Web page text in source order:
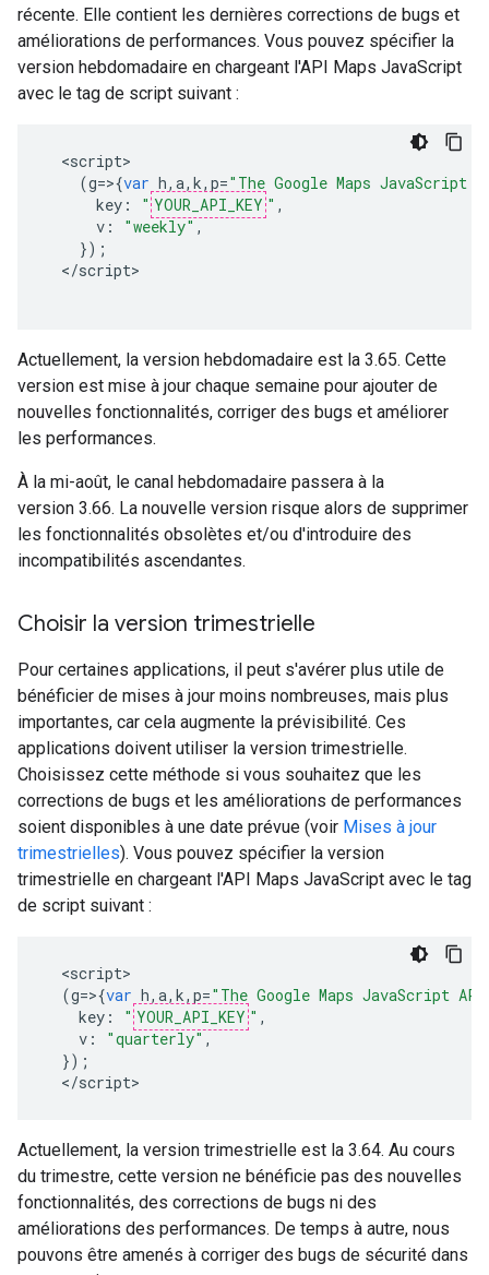
récente. Elle contient les dernières corrections de bugs et
améliorations de performances. Vous pouvez spécifier la
version hebdomadaire en chargeant l'API Maps JavaScript
avec le tag de script suivant :
<script
(g=>{var h, a, k, p="The Google Maps JavaScript
key : " YOUR_API_KEY " ,
v : "weekly" ,
});
</script
Actuellement, la version hebdomadaire est la 3.65. Cette
version est mise à jour chaque semaine pour ajouter de
nouvelles fonctionnalités, corriger des bugs et améliorer
les performances.
À la mi-août, le canal hebdomadaire passera à la
version 3.66. La nouvelle version risque alors de supprimer
les fonctionnalités obsolètes et/ou d'introduire des
incompatibilités ascendantes.
Choisir la version trimestrielle
Pour certaines applications, il peut s'avérer plus utile de
bénéficier de mises à jour moins nombreuses, mais plus
importantes, car cela augmente la prévisibilité. Ces
applications doivent utiliser la version trimestrielle.
Choisissez cette méthode si vous souhaitez que les
corrections de bugs et les améliorations de performances
soient disponibles à une date prévue (voir Mises à jour
trimestrielles). Vous pouvez spécifier la version
trimestrielle en chargeant l'API Maps JavaScript avec le tag
de script suivant :
<script
(g=>{var h, a, k, p="The Google Maps JavaScript
key : " YOUR_API_KEY " ,
v : "quarterly" ,
});
</script>
Actuellement, la version trimestrielle est la 3.64. Au cours
du trimestre, cette version ne bénéficie pas des nouvelles
fonctionnalités, des corrections de bugs ni des
améliorations des performances. De temps à autre, nous
pouvons être amenés à corriger des bugs de sécurité dans